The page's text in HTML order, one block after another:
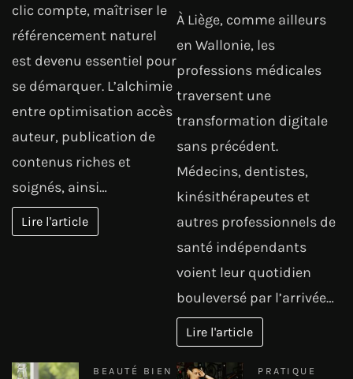
clic compte, maîtriser le
référencement naturel
est devenu essentiel pour
se démarquer. L’alchimie
entre optimisation accès
auteur, publication de
contenus riches et
soignés, ainsi…
Lire l'article
À Liège, comme ailleurs
en Wallonie, les
professions médicales
traversent une
transformation digitale
sans précédent.
Médecins, dentistes,
kinésithérapeutes et
autres professionnels de
santé indépendants
voient leur quotidien
bouleversé par l’arrivée…
Lire l'article
BEAUTÉ BIEN
PRATIQUE